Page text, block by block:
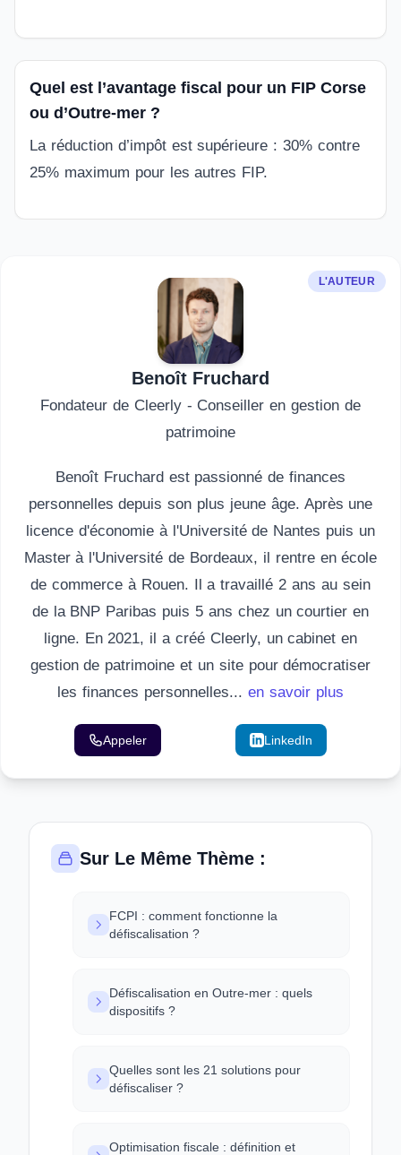
Quel est l’avantage fiscal pour un FIP Corse
ou d’Outre-mer ?
La réduction d’impôt est supérieure : 30% contre
25% maximum pour les autres FIP.
L'AUTEUR
Benoît Fruchard
Fondateur de Cleerly - Conseiller en gestion de
patrimoine
Benoît Fruchard est passionné de finances
personnelles depuis son plus jeune âge. Après une
licence d'économie à l'Université de Nantes puis un
Master à l'Université de Bordeaux, il rentre en école
de commerce à Rouen. Il a travaillé 2 ans au sein
de la BNP Paribas puis 5 ans chez un courtier en
ligne. En 2021, il a créé Cleerly, un cabinet en
gestion de patrimoine et un site pour démocratiser
les finances personnelles... en savoir plus
Appeler LinkedIn
Sur Le Même Thème :
FCPI : comment fonctionne la
défiscalisation ?
Défiscalisation en Outre-mer : quels
dispositifs ?
Quelles sont les 21 solutions pour
défiscaliser ?
Optimisation fiscale : définition et